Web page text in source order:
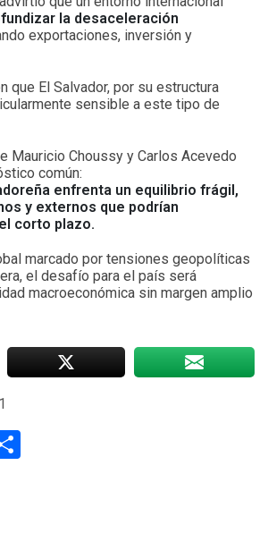
la desaceleración
exportaciones, inversión y
que El Salvador, por su estructura
sensible a este tipo de
Mauricio Choussy y Carlos Acevedo
común:
enfrenta un equilibrio frágil,
y externos que podrían
corto plazo.
marcado por tensiones geopolíticas
el desafío para el país será
macroeconómica sin margen amplio